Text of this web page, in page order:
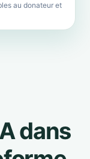
au donateur et
dans